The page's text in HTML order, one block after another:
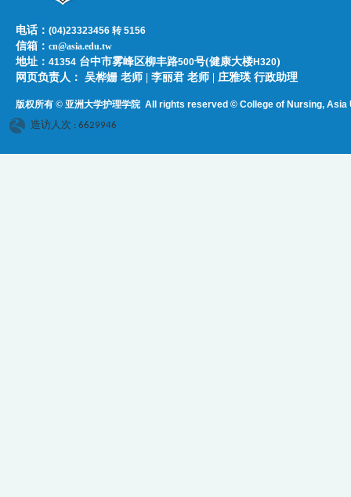
电话：(04)23323456 转 5156
信箱：cn@asia.edu.tw
地址：41354 台中市雾峰区柳丰路500号(健康大楼H320)
网页负责人：​​​ ​吴桦姗 老师 | 李丽君 老师 | 庄雅瑛 行政助理
版权所有 © 亚洲大学护理学院All rights reserved © College of Nursing, Asia
造访人次 : 6629946